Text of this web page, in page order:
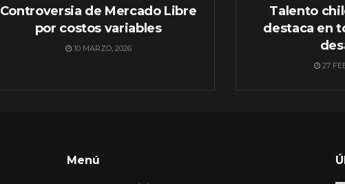
Controversia de Mercado Libre
por costos variables
10 MARZO, 2026
Talento
destaca en
27
Menú